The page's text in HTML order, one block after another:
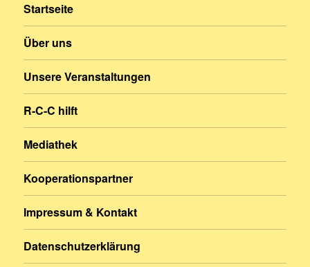
Startseite
Über uns
Unsere Veranstaltungen
R-C-C hilft
Mediathek
Kooperationspartner
Impressum & Kontakt
Datenschutzerklärung